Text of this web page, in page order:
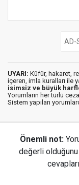
UYARI: Küfür, hakaret,
içeren, imla kuralları ile
isimsiz ve büyük
Yorumların her türlü
Sistem yapılan
Önemli not:
değerli olduğunu